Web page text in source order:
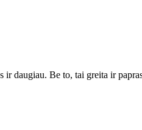
ir daugiau. Be to, tai greita ir